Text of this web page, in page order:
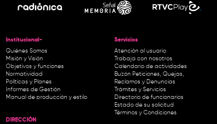
Institucional-
Quiénes Somos
Misión y Visión
Objetivos y funciones
Normatividad
Políticas y Planes
Informes de Gestión
Manual de producción y estilo
Servicios
Atención al usuario
Trabaja con nosotros
Calendario de actividades
Buzón Peticiones, Quejas,
Reclamos y Denuncias
Trámites y Servicios
Directorio de funcionarios
Estado de su solicitud
Términos y Condiciones
DIRECCIÓN